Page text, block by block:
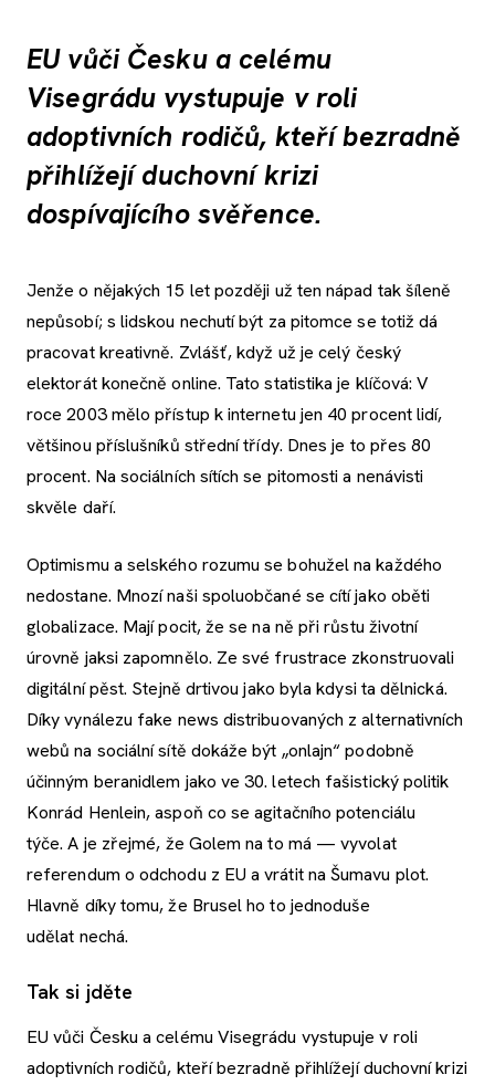
EU vůči Česku a celému
Visegrádu vystupuje v roli
adoptivních rodičů, kteří bezradně
přihlížejí duchovní krizi
dospívajícího svěřence.
Jenže o nějakých 15 let později už ten nápad tak šíleně
nepůsobí; s lidskou nechutí být za pitomce se totiž dá
pracovat kreativně. Zvlášť, když už je celý český
elektorát konečně online. Tato statistika je klíčová: V
roce 2003 mělo přístup k internetu jen 40 procent lidí,
většinou příslušníků střední třídy. Dnes je to přes 80
procent. Na sociálních sítích se pitomosti a nenávisti
skvěle daří.
Optimismu a selského rozumu se bohužel na každého
nedostane. Mnozí naši spoluobčané se cítí jako oběti
globalizace. Mají pocit, že se na ně při růstu životní
úrovně jaksi zapomnělo. Ze své frustrace zkonstruovali
digitální pěst. Stejně drtivou jako byla kdysi ta dělnická.
Díky vynálezu fake news distribuovaných z alternativních
webů na sociální sítě dokáže být „onlajn“ podobně
účinným beranidlem jako ve 30. letech fašistický politik
Konrád Henlein, aspoň co se agitačního potenciálu
týče. A je zřejmé, že Golem na to má — vyvolat
referendum o odchodu z EU a vrátit na Šumavu plot.
Hlavně díky tomu, že Brusel ho to jednoduše
udělat nechá.
Tak si jděte
EU vůči Česku a celému Visegrádu vystupuje v roli
adoptivních rodičů, kteří bezradně přihlížejí duchovní krizi